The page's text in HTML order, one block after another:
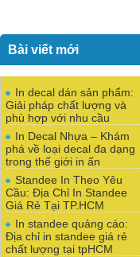
Bài viết mới
In decal dán sản phẩm:
Giải pháp chất lượng và
phù hợp với nhu cầu
In Decal Nhựa – Khám
phá về loại decal đa dạng
trong thế giới in ấn
Standee In Theo Yêu
Cầu: Địa Chỉ In Standee
Giá Rẻ Tại TP.HCM
In standee quảng cáo:
Địa chỉ in standee giá rẻ
chất lượng tại tpHCM